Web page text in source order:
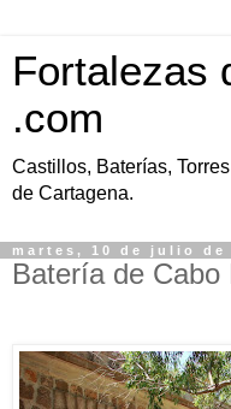
Fortalezas
.com
Castillos, Baterías,
de Cartagena.
martes, 10 de julio de
Batería de Cabo